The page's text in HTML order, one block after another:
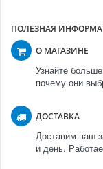
ПОЛЕЗНАЯ
О МАГАЗИНЕ
Узнайте
почему они
ДОСТАВКА
Доставим ваш
и день.